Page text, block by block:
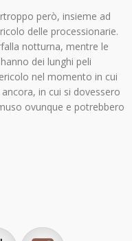
però, insieme ad
delle processionarie.
notturna, mentre le
dei lunghi peli
nel momento in cui
in cui si dovessero
ovunque e potrebbero